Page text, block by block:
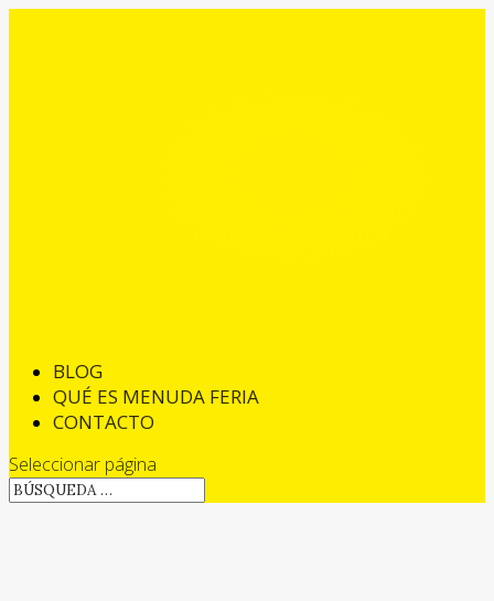
BLOG
QUÉ ES MENUDA FERIA
CONTACTO
Seleccionar página